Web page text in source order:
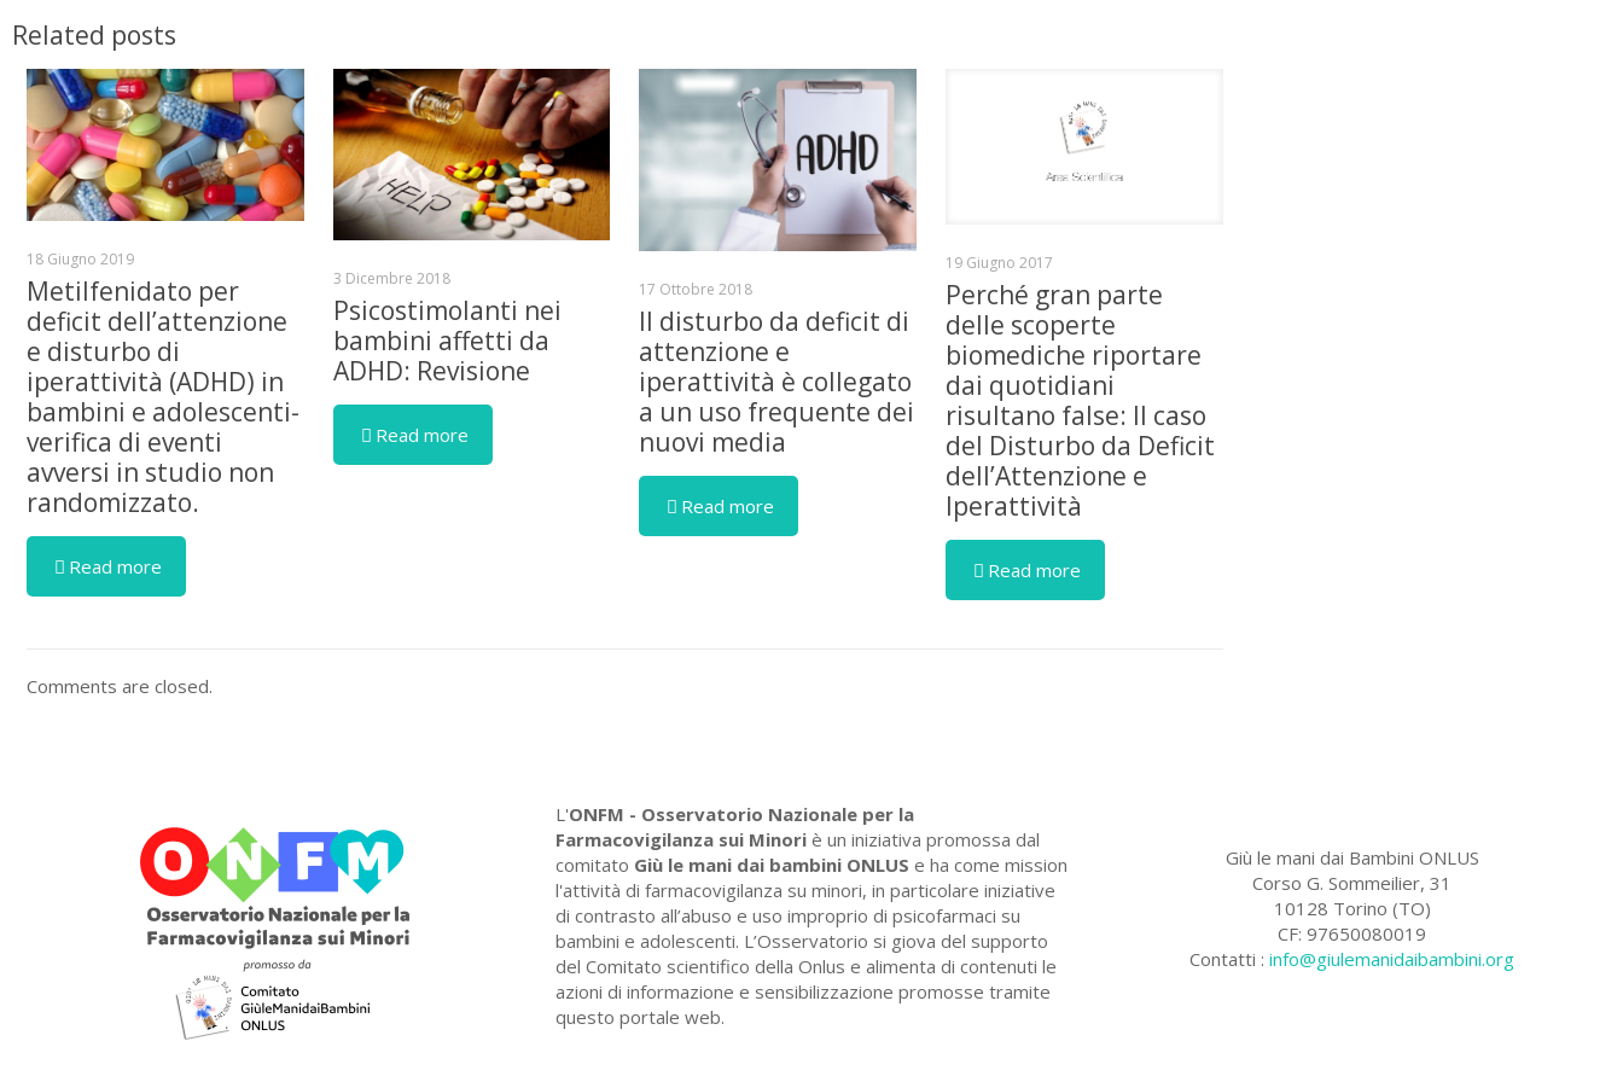
Related posts
18 Giugno 2019
Metilfenidato per
deficit dell’attenzione
e disturbo di
iperattività (ADHD) in
bambini e adolescenti-
verifica di eventi
avversi in studio non
randomizzato.
Read more
3 Dicembre 2018
Psicostimolanti nei
bambini affetti da
ADHD: Revisione
Read more
17 Ottobre 2018
Il disturbo da deficit di
attenzione e
iperattività è collegato
a un uso frequente dei
nuovi media
Read more
19 Giugno 2017
Perché gran parte
delle scoperte
biomediche riportare
dai quotidiani
risultano false: Il caso
del Disturbo da Deficit
dell’Attenzione e
Iperattività
Read more
Comments are closed.
L'ONFM - Osservatorio Nazionale per la
Farmacovigilanza sui Minori è un iniziativa promossa dal
comitato Giù le mani dai bambini ONLUS e ha come mission
l'attività di farmacovigilanza su minori, in particolare iniziative
di contrasto all’abuso e uso improprio di psicofarmaci su
bambini e adolescenti. L’Osservatorio si giova del supporto
del Comitato scientifico della Onlus e alimenta di contenuti le
azioni di informazione e sensibilizzazione promosse tramite
questo portale web.
Giù le mani dai Bambini ONLUS
Corso G. Sommeilier, 31
10128 Torino (TO)
CF: 97650080019
Contatti :info@giulemanidaibambini.org